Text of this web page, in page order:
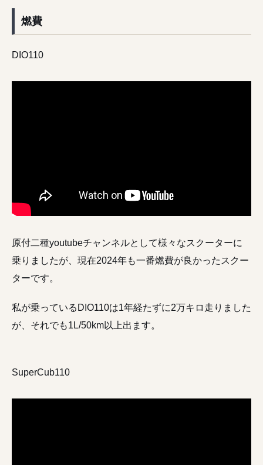
燃費
DIO110
原付二種youtubeチャンネルとして様々なスクーターに
乗りましたが、現在2024年も一番燃費が良かったスクー
ターです。
私が乗っているDIO110は1年経たずに2万キロ走りました
が、それでも1L/50km以上出ます。
SuperCub110